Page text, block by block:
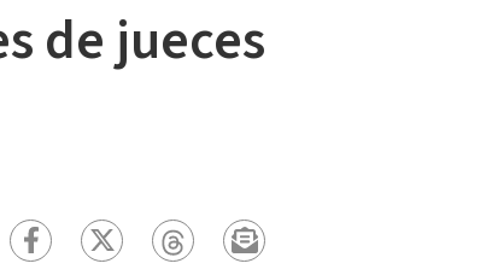
de jueces